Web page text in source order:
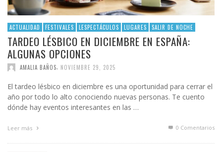
ACTUALIDAD FESTIVALES LESPECTÁCULOS LUGARES SALIR DE NOCHE
TARDEO LÉSBICO EN DICIEMBRE EN ESPAÑA:
ALGUNAS OPCIONES
AMALIA BAÑOS, NOVIEMBRE 29, 2025
El tardeo lésbico en diciembre es una oportunidad para cerrar el
año por todo lo alto conociendo nuevas personas. Te cuento
dónde hay eventos interesantes en las …
Leer más 0 Comentarios